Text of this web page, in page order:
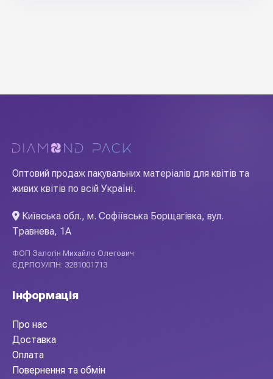
Оптовий продаж пакувальних матеріалів для квітів та
живих квітів по всій Україні.
Київська обл., м. Софіївська Борщагівка, вул.
Травнева, 1А
ФОП Залогін Михайло Олегович
ЄДРПОУ/ІПН: 3281001713
Інформація
Про нас
Доставка
Оплата
Повернення та обмін